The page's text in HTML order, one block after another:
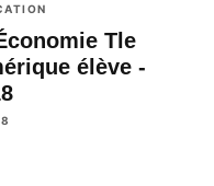
Tle
élève -